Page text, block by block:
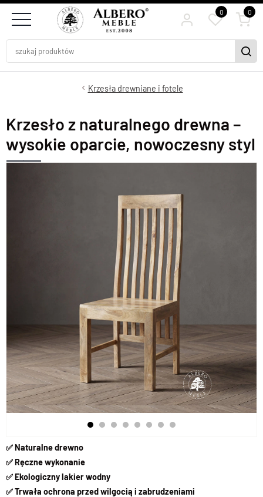
0 0
Krzesła drewniane i fotele
Krzesło z naturalnego drewna –
wysokie oparcie, nowoczesny styl
✅ Naturalne drewno
✅ Ręczne wykonanie
✅ Ekologiczny lakier wodny
✅ Trwała ochrona przed wilgocią i zabrudzeniami